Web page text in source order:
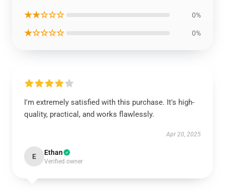
★★☆☆☆ 0%
★☆☆☆☆ 0%
I'm extremely satisfied with this purchase. It's high-
quality, practical, and works flawlessly.
Apr 20, 2025
E Ethan
Verified owner